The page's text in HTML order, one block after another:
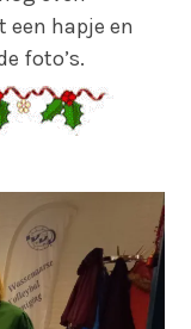
een hapje en
foto’s.